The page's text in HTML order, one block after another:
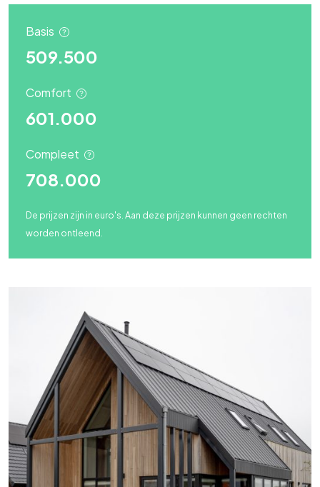
Basis
509.500
Comfort
601.000
Compleet
708.000
De prijzen zijn in euro's. Aan deze prijzen kunnen geen rechten
worden ontleend.